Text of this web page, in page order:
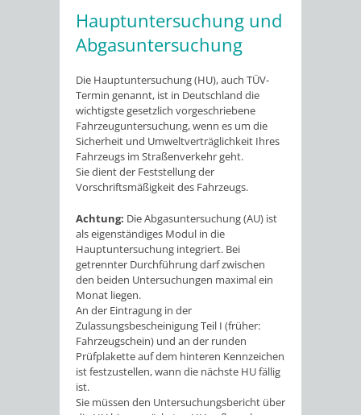
Hauptuntersuchung und
Abgasuntersuchung
Die Hauptuntersuchung (HU), auch TÜV-
Termin genannt, ist in Deutschland die
wichtigste gesetzlich vorgeschriebene
Fahrzeuguntersuchung, wenn es um die
Sicherheit und Umweltverträglichkeit Ihres
Fahrzeugs im Straßenverkehr geht.
Sie dient der Feststellung der
Vorschriftsmäßigkeit des Fahrzeugs.
Achtung: Die Abgasuntersuchung (AU) ist
als eigenständiges Modul in die
Hauptuntersuchung integriert. Bei
getrennter Durchführung darf zwischen
den beiden Untersuchungen maximal ein
Monat liegen.
An der Eintragung in der
Zulassungsbescheinigung Teil I (früher:
Fahrzeugschein) und an der runden
Prüfplakette auf dem hinteren Kennzeichen
ist festzustellen, wann die nächste HU fällig
ist.
Sie müssen den Untersuchungsbericht über